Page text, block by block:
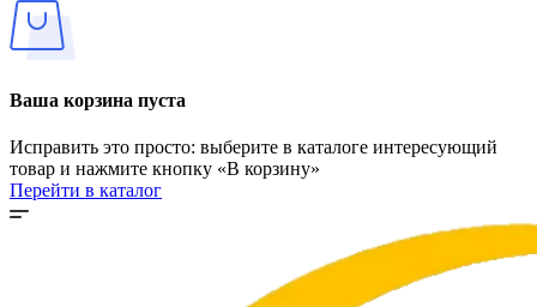
Ваша корзина пуста
Исправить это просто: выберите в каталоге интересующий
товар и нажмите кнопку «В корзину»
Перейти в каталог